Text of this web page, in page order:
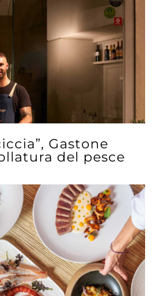
Gastone
del pesce